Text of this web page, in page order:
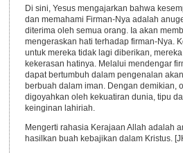
Di sini, Yesus mengajarkan bahwa
dan memahami Firman-Nya adalah
diterima oleh semua orang. Ia akan
mengeraskan hati terhadap firman-Nya.
untuk mereka tidak lagi diberikan,
kekerasan hatinya. Melalui mendengar
dapat bertumbuh dalam pengenalan
berbuah dalam iman. Dengan demikian,
digoyahkan oleh kekuatiran dunia, tipu
keinginan lahiriah.
Mengerti rahasia Kerajaan Allah adalah
hasilkan buah kebajikan dalam Kristus.